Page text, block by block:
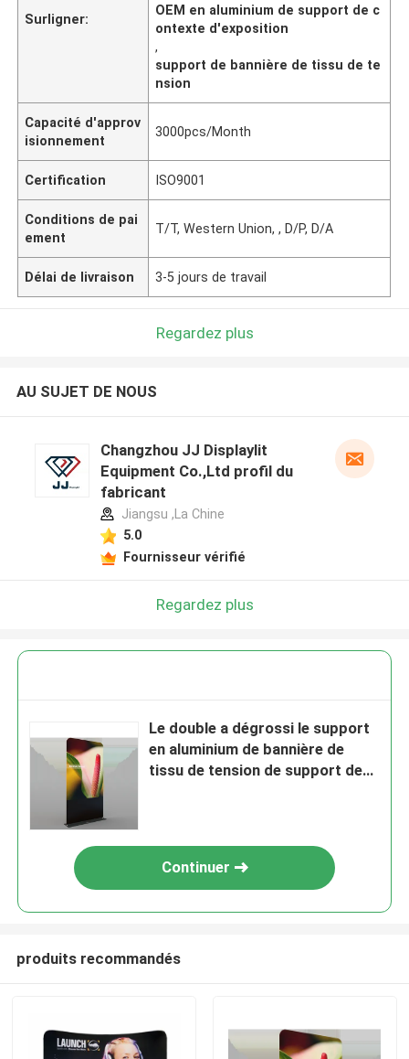
Surligner:
OEM en aluminium de support de c
ontexte d'exposition
,
support de bannière de tissu de te
nsion
Capacité d'approv
isionnement
3000pcs/Month
Certification ISO9001
Conditions de pai
ement
T/T, Western Union, , D/P, D/A
Délai de livraison 3-5 jours de travail
Regardez plus
AU SUJET DE NOUS
Changzhou JJ Displaylit
Equipment Co.,Ltd profil du
fabricant
Jiangsu ,La Chine
5.0
Fournisseur vérifié
Regardez plus
Le double a dégrossi le support
en aluminium de bannière de
tissu de tension de support de
Continuer
produits recommandés